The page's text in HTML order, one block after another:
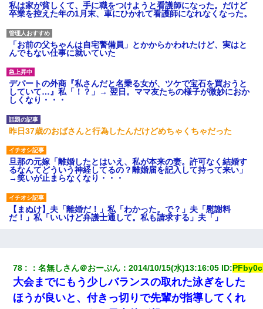
私は家が貧しくて、手に職をつけようと看護師になった。だけど
卒業を控えた年の1月末、車にひかれて看護師になれなくなった。
「お前の父ちゃんは自宅警備員」とかからかわれたけど、実はと
んでもない仕事に就いていた
デパートの外商『私さんだと名乗る女が、ツケで宝石を買おうと
していて…』私「！？」→ 翌日。ママ友たちの様子が微妙におか
しくなり・・・
昨日37歳のおばさんと行為したんだけどめちゃくちゃだった
旦那の元嫁「離婚したとはいえ、私が本来の妻。許可なく結婚す
るなんてどういう神経してるの？離婚届を記入して持って来い」
→笑いが止まらなくなり・・・
【まぬけ】夫「離婚だ！」私「わかった。で？」夫「慰謝料
だ！」私「いいけど弁護士通して。私も請求する」夫「」
【ワロタ】姉から「肉食系14才、乳丸出し、毛はうっすら生えか
け」というタイトルで画像が送られてきた
78 ：名無しさん＠おーぷん ：2014/10/15(水)13:16:05 ID:
大会までにもう少しバランスの取れた泳ぎをした
ほうが良いと、付きっ切りで先輩が指導してくれ